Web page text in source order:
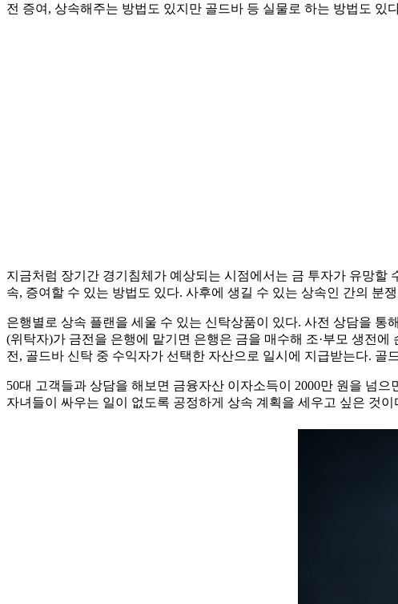
전 증여, 상속해주는 방법도 있지만 골드바 등 실물로 하는 방법도 있
지금처럼 장기간 경기침체가 예상되는 시점에서는 금 투자가 유망할
속, 증여할 수 있는 방법도 있다. 사후에 생길 수 있는 상속인 간의 분
은행별로 상속 플랜을 세울 수 있는 신탁상품이 있다. 사전 상담을 통
(위탁자)가 금전을 은행에 맡기면 은행은 금을 매수해 조·부모 생전
전, 골드바 신탁 중 수익자가 선택한 자산으로 일시에 지급받는다.
50대 고객들과 상담을 해보면 금융자산 이자소득이 2000만 원을 넘
자녀들이 싸우는 일이 없도록 공정하게 상속 계획을 세우고 싶은 것